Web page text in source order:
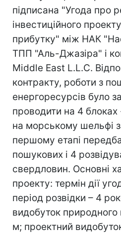
підписана "Угода про
інвестиційного
прибутку" між НАК
ТПП "Аль-Джазіра" і
Middle East L.L.C.
контракту, роботи з
енергоресурсів було
проводити на 4 блоках
на морському шельфі
першому етапі
пошукових і 4
свердловин. Основні
проекту: термін дії
період розвідки – 4
видобуток
м; проектний